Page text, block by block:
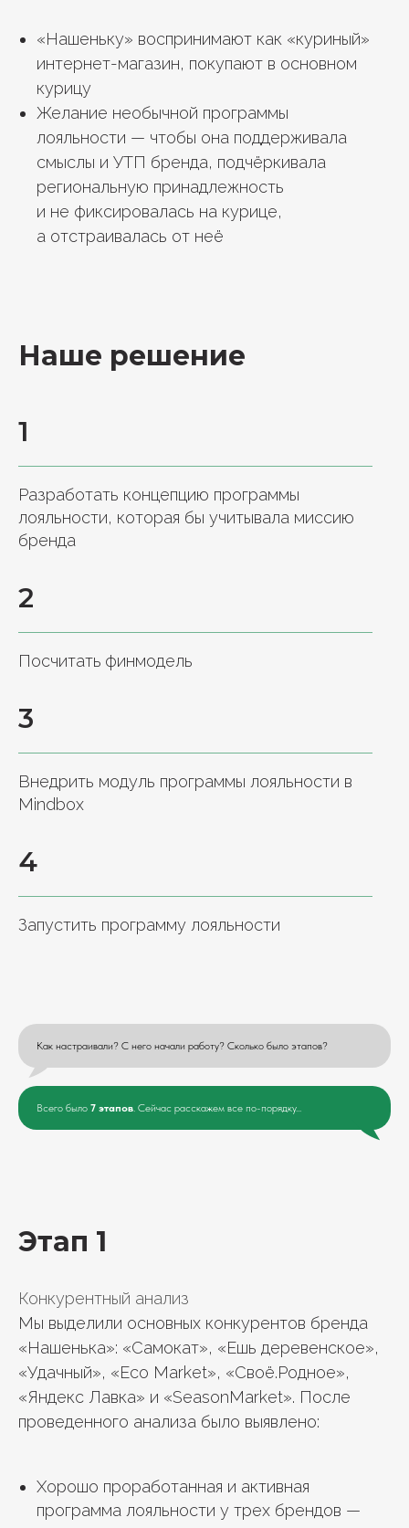
«‎Нашеньку» воспринимают как «куриный»
интернет-магазин, покупают в основном
курицу
Желание необычной программы
лояльности — чтобы она поддерживала
смыслы и УТП бренда, подчёркивала
региональную принадлежность
и не фиксировалась на курице,
а отстраивалась от неё
Наше решение
1
Разработать концепцию программы
лояльности, которая бы учитывала миссию
бренда
2
Посчитать финмодель
3
Внедрить модуль программы лояльности в
Mindbox
4
Запустить программу лояльности
Как настраивали? С него начали работу? Сколько было этапов?
Всего было 7 этапов. Сейчас расскажем все по-порядку...
Этап 1
Конкурентный анализ
Мы выделили основных конкурентов бренда
«Нашенька»: «Самокат», «Ешь деревенское»,
«Удачный», «Eco Market», «Своё.Родное»,
«Яндекс Лавка» и «SeasonMarket». После
проведенного анализа было выявлено:
Хорошо проработанная и активная
программа лояльности у трех брендов —